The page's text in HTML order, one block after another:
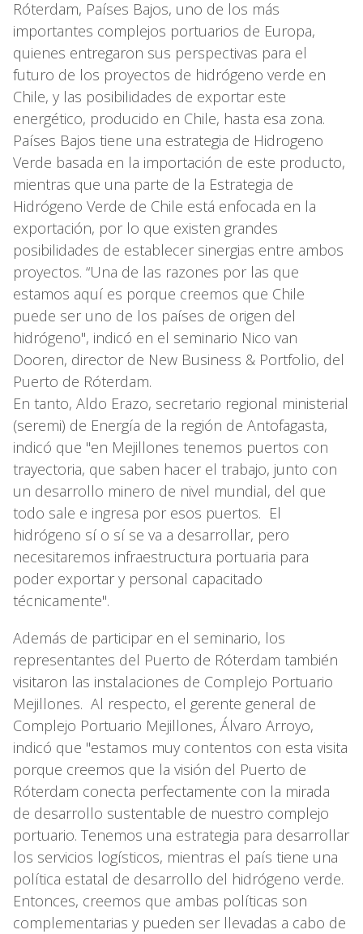
Róterdam, Países Bajos, uno de los más
importantes complejos portuarios de Europa,
quienes entregaron sus perspectivas para el
futuro de los proyectos de hidrógeno verde en
Chile, y las posibilidades de exportar este
energético, producido en Chile, hasta esa zona.
Países Bajos tiene una estrategia de Hidrogeno
Verde basada en la importación de este producto,
mientras que una parte de la Estrategia de
Hidrógeno Verde de Chile está enfocada en la
exportación, por lo que existen grandes
posibilidades de establecer sinergias entre ambos
proyectos. “Una de las razones por las que
estamos aquí es porque creemos que Chile
puede ser uno de los países de origen del
hidrógeno", indicó en el seminario Nico van
Dooren, director de New Business & Portfolio, del
Puerto de Róterdam.
En tanto, Aldo Erazo, secretario regional ministerial
(seremi) de Energía de la región de Antofagasta,
indicó que "en Mejillones tenemos puertos con
trayectoria, que saben hacer el trabajo, junto con
un desarrollo minero de nivel mundial, del que
todo sale e ingresa por esos puertos. El
hidrógeno sí o sí se va a desarrollar, pero
necesitaremos infraestructura portuaria para
poder exportar y personal capacitado
técnicamente".
Además de participar en el seminario, los
representantes del Puerto de Róterdam también
visitaron las instalaciones de Complejo Portuario
Mejillones. Al respecto, el gerente general de
Complejo Portuario Mejillones, Álvaro Arroyo,
indicó que "estamos muy contentos con esta visita
porque creemos que la visión del Puerto de
Róterdam conecta perfectamente con la mirada
de desarrollo sustentable de nuestro complejo
portuario. Tenemos una estrategia para desarrollar
los servicios logísticos, mientras el país tiene una
política estatal de desarrollo del hidrógeno verde.
Entonces, creemos que ambas políticas son
complementarias y pueden ser llevadas a cabo de